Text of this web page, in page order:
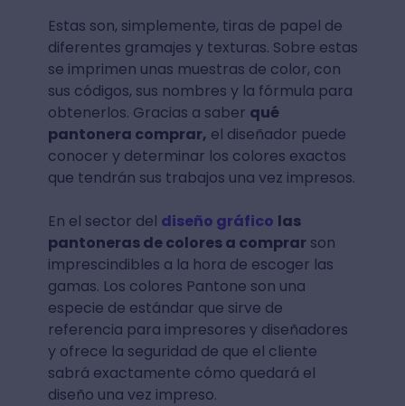
Estas son, simplemente, tiras de papel de
diferentes gramajes y texturas. Sobre estas
se imprimen unas muestras de color, con
sus códigos, sus nombres y la fórmula para
obtenerlos. Gracias a saber qué
pantonera comprar, el diseñador puede
conocer y determinar los colores exactos
que tendrán sus trabajos una vez impresos.
En el sector del diseño gráfico las
pantoneras de colores a comprar son
imprescindibles a la hora de escoger las
gamas. Los colores Pantone son una
especie de estándar que sirve de
referencia para impresores y diseñadores
y ofrece la seguridad de que el cliente
sabrá exactamente cómo quedará el
diseño una vez impreso.